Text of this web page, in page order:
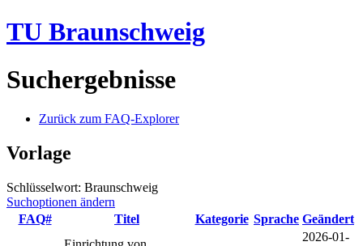
TU Braunschweig
Suchergebnisse
Zurück zum FAQ-Explorer
Vorlage
Schlüsselwort: Braunschweig
Suchoptionen ändern
FAQ#
Titel Kategorie Sprache Geändert
2026-01-